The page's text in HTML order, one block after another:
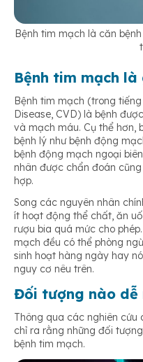
Bệnh tim mạch là căn
Bệnh tim mạch là
Bệnh tim mạch (trong
Disease, CVD) là bệnh
và mạch máu. Cụ thể
bệnh lý như bệnh động
bệnh động mạch ngoại
nhân được chẩn đoán
hợp.
Song các nguyên nhân
ít hoạt động thể chất, ăn
rượu bia quá mức cho
mạch đều có thể phòng
sinh hoạt hàng ngày hay
nguy cơ nêu trên.
Đối tượng nào dễ
Thông qua các nghiên cứu
chỉ ra rằng những đối
bệnh tim mạch.